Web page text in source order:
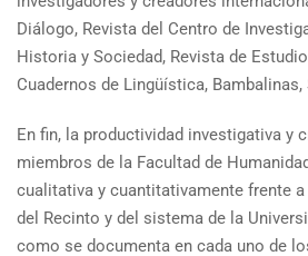
Diálogo, Revista del Centro de
Historia y Sociedad, Revista de
Cuadernos de Lingüística,
En fin, la productividad investigativa y
miembros de la Facultad de
cualitativa y cuantitativamente frente
del Recinto y del sistema de la
como se documenta en cada uno de